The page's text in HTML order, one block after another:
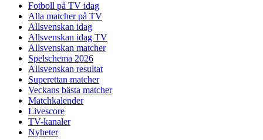
Fotboll på TV idag
Alla matcher på TV
Allsvenskan idag
Allsvenskan idag TV
Allsvenskan matcher
Spelschema 2026
Allsvenskan resultat
Superettan matcher
Veckans bästa matcher
Matchkalender
Livescore
TV-kanaler
Nyheter